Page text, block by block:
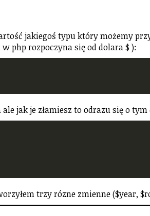
jakiegoś typu który możemy
php rozpoczyna się od dolara $ ):
jak je złamiesz to odrazu się o
trzy rózne zmienne ($year,